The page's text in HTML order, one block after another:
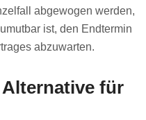
abgewogen werden,
ist, den Endtermin
abzuwarten.
für